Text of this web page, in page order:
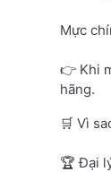
Mực
👉 Khi
hãng.
🛒 Vì
🏆 Đại